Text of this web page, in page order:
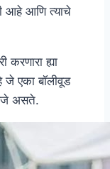
आहे आणि त्याचे
करणारा ह्या
एका बॉलीवूड
असते.